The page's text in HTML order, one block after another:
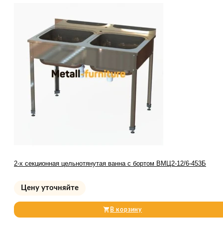
2-х секционная цельнотянутая ванна с бортом ВМЦ2-12/6-453Б
Цену уточняйте
В корзину